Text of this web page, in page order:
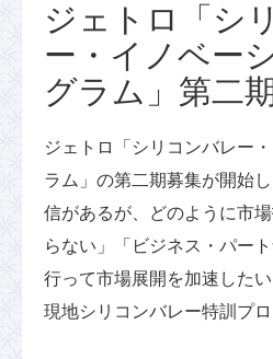
ジェトロ「シ
ー・イノベー
グラム」第二
ジェトロ「シリコンバレー
ラム」の第二期募集が開始
信があるが、どのように市
らない」「ビジネス・パー
行って市場展開を加速した
現地シリコンバレー特訓プロ